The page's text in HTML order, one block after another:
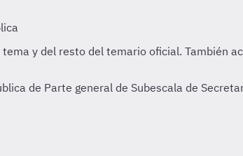
de Parte general de Subescala de